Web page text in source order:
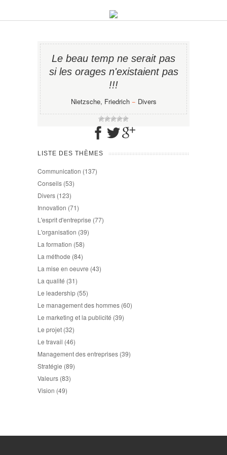
Le beau temp ne serait pas
si les orages n'existaient pas
!!!
Nietzsche, Friedrich− Divers
LISTE DES THÈMES
Communication (137)
Conseils (53)
Divers (123)
Innovation (71)
L'esprit d'entreprise (77)
L'organisation (39)
La formation (58)
La méthode (84)
La mise en oeuvre (43)
La qualité (31)
Le leadership (55)
Le management des hommes (60)
Le marketing et la publicité (39)
Le projet (32)
Le travail (46)
Management des entreprises (39)
Stratégie (89)
Valeurs (83)
Vision (49)